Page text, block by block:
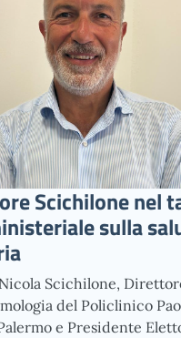
Scichilone nel
sulla
Scichilone,
del Policlinico
e Presidente